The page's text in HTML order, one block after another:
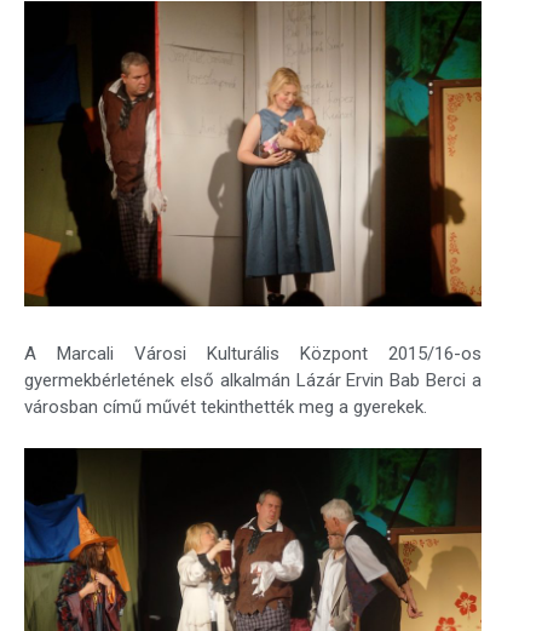
A Marcali Városi Kulturális Központ 2015/16-os
gyermekbérletének első alkalmán Lázár Ervin Bab Berci a
városban című művét tekinthették meg a gyerekek.